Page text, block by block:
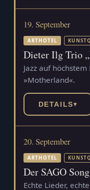
19. September
ARTHOTEL
Dieter Ilg Trio
Jazz auf
»Motherland«.
DETAILS▾
20. September
ARTHOTEL
Der SAGO
Echte Lieder,